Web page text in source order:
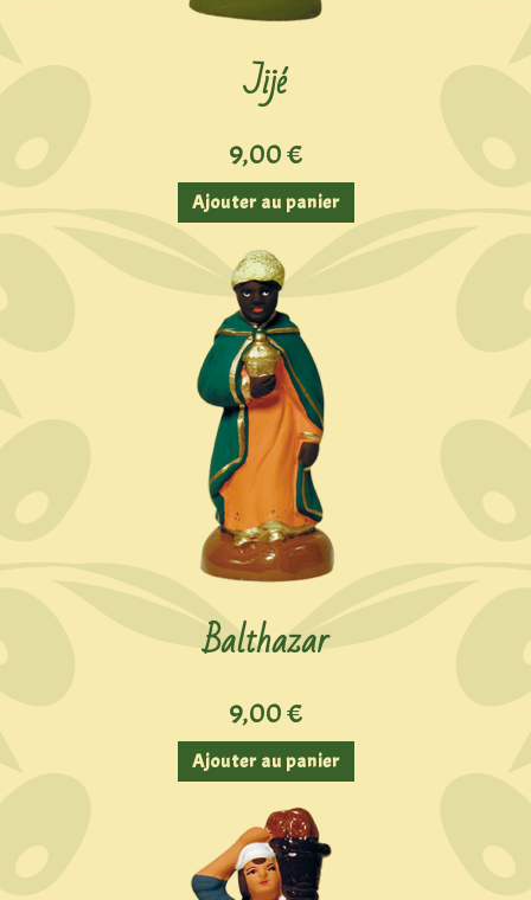
Jijé
9,00€
Ajouter au panier
Balthazar
9,00€
Ajouter au panier